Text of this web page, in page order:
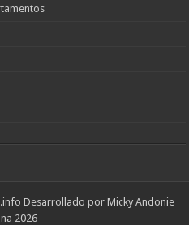
Desarrollado por Micky Andonie
2026